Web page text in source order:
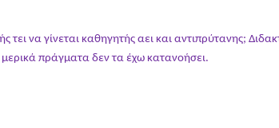
τει να γίνεται καθηγητής αει και αντιπρύτανης;
πράγματα δεν τα έχω κατανοήσει.